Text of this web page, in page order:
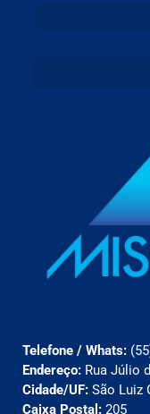
Telefone / Whats:
Endereço: Rua Júlio
Cidade/UF: São Luiz
Caixa Postal: 205